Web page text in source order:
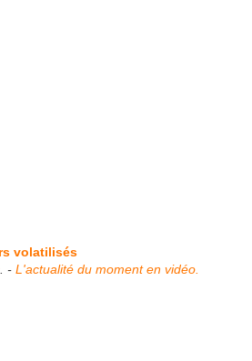
volatilisés
. - L'actualité du moment en vidéo.